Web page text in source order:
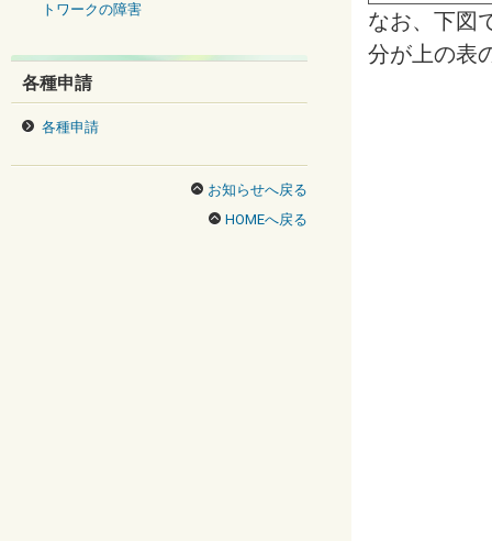
なお、下図
分が上の表
トワークの障害
各種申請
各種申請
お知らせへ戻る
HOMEへ戻る